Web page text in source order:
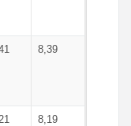
8,39
8,19